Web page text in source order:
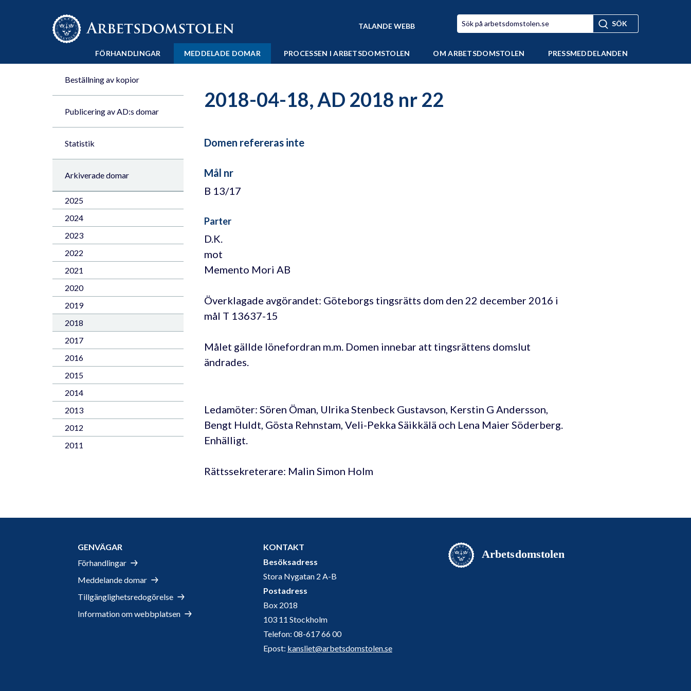
Till innehåll på sidan x
TALANDE WEBB
FÖRHANDLINGAR MEDDELADE DOMAR PROCESSEN I ARBETSDOMSTOLEN OM ARBETSDOMSTOLEN PRESSMEDDELANDEN
Beställning av kopior
Publicering av AD:s domar
Statistik
Arkiverade domar
2025
2024
2023
2022
2021
2020
2019
2018
2017
2016
2015
2014
2013
2012
2011
2018-04-18, AD 2018 nr 22
Domen refereras inte
Mål nr
B 13/17
Parter
D.K.
mot
Memento Mori AB
Överklagade avgörandet: Göteborgs tingsrätts dom den 22 december 2016 i
mål T 13637-15
Målet gällde lönefordran m.m. Domen innebar att tingsrättens domslut
ändrades.
Ledamöter: Sören Öman, Ulrika Stenbeck Gustavson, Kerstin G Andersson,
Bengt Huldt, Gösta Rehnstam, Veli-Pekka Säikkälä och Lena Maier Söderberg.
Enhälligt.
Rättssekreterare: Malin Simon Holm
GENVÄGAR
Förhandlingar
Meddelande domar
Tillgänglighetsredogörelse
Information om webbplatsen
KONTAKT
Besöksadress
Stora Nygatan 2 A-B
Postadress
Box 2018
103 11 Stockholm
Telefon: 08-617 66 00
Epost: kansliet@arbetsdomstolen.se